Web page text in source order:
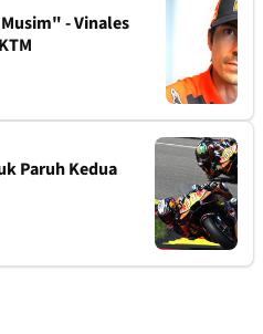
- Vinales
Paruh Kedua